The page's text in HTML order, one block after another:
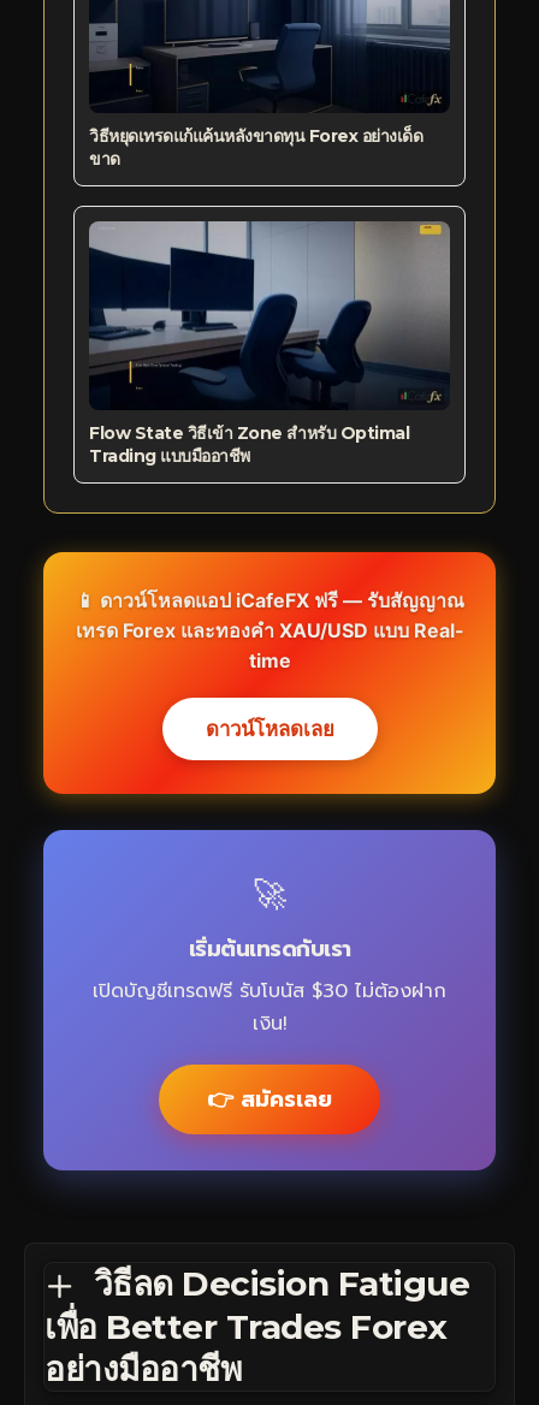
วิธีหยุดเทรดแก้แค้นหลังขาดทุน Forex อย่างเด็ด
ขาด
Flow State วิธีเข้า Zone สำหรับ Optimal
Trading แบบมืออาชีพ
📱 ดาวน์โหลดแอป iCafeFX ฟรี — รับสัญญาณ
เทรด Forex และทองคำ XAU/USD แบบ Real-
time
ดาวน์โหลดเลย
🚀
เริ่มต้นเทรดกับเรา
เปิดบัญชีเทรดฟรี รับโบนัส $30 ไม่ต้องฝาก
เงิน!
👉 สมัครเลย
วิธีลด Decision Fatigue
เพื่อ Better Trades Forex
อย่างมืออาชีพ